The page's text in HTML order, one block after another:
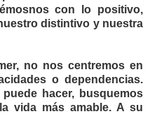
con lo positivo,
distintivo y nuestra
no nos centremos en
o dependencias.
hacer, busquemos
vida más amable. A su